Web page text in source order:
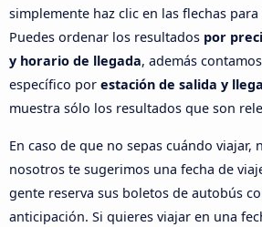
simplemente haz clic en las flechas
Puedes ordenar los resultados por
y horario de llegada, además
específico por estación de salida y
muestra sólo los resultados que son
En caso de que no sepas cuándo viajar,
nosotros te sugerimos una fecha de
gente reserva sus boletos de autobús
anticipación. Si quieres viajar en una